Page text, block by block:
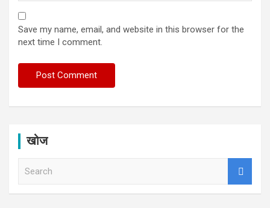
Save my name, email, and website in this browser for the
next time I comment.
खोज